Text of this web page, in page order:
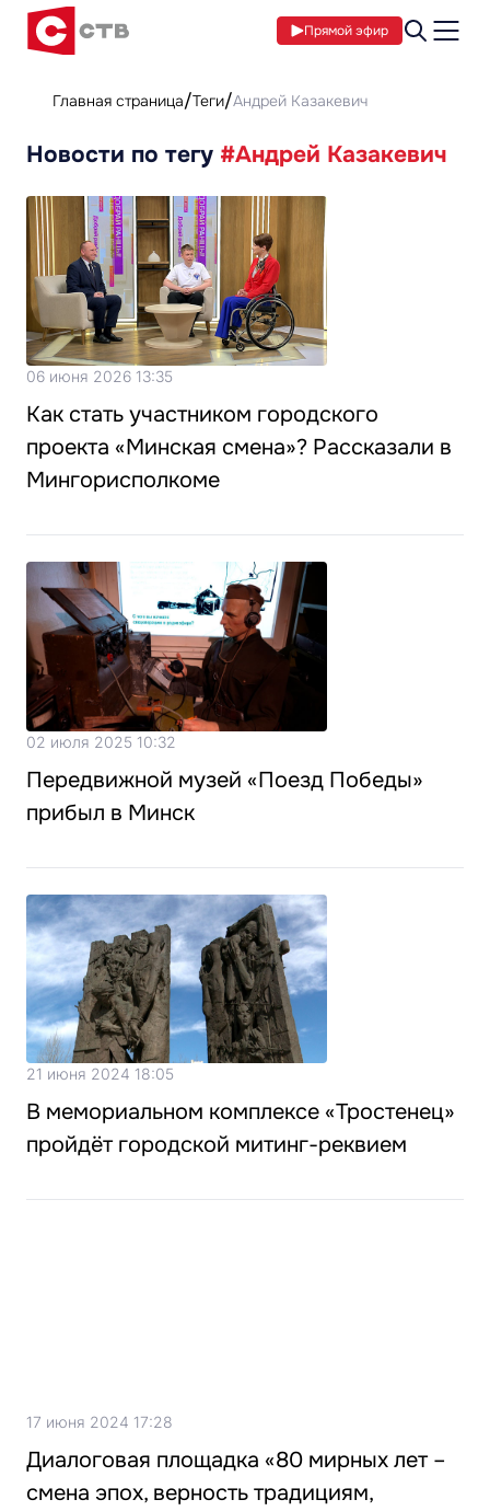
Прямой эфир
Главная страница Теги Андрей Казакевич
Новости по тегу #Андрей Казакевич
06 июня 2026 13:35
Как стать участником городского
проекта «Минская смена»? Рассказали в
Мингорисполкоме
02 июля 2025 10:32
Передвижной музей «Поезд Победы»
прибыл в Минск
21 июня 2024 18:05
В мемориальном комплексе «Тростенец»
пройдёт городской митинг-реквием
17 июня 2024 17:28
Диалоговая площадка «80 мирных лет –
смена эпох, верность традициям,